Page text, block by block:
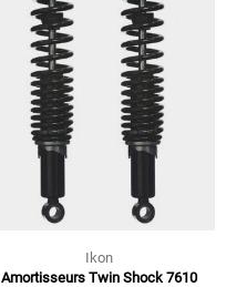
Ikon
Amortisseurs Twin Shock 7610